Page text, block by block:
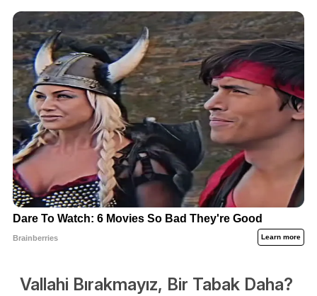
Vallahi Bırakmayız, Bir Tabak Daha?